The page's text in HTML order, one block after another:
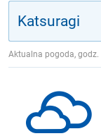
Aktualna pogoda, godz.